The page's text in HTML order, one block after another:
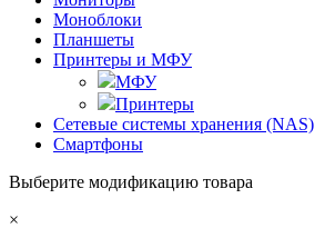
Моноблоки
Планшеты
Принтеры и МФУ
МФУ
Принтеры
Сетевые системы хранения (NAS)
Смартфоны
Выберите модификацию товара
×